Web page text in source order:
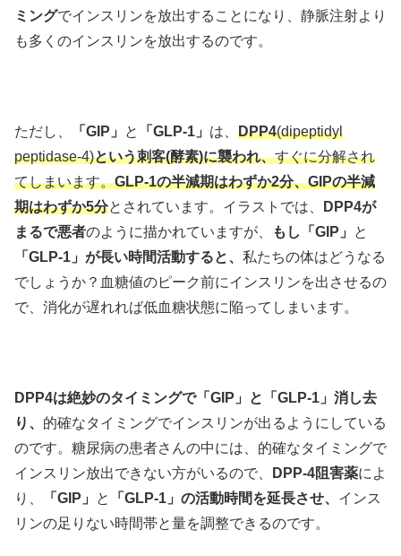
ミングでインスリンを放出することになり、静脈注射より
も多くのインスリンを放出するのです。
ただし、 「GIP」 と 「GLP-1」 は、 DPP4(dipeptidyl
peptidase-4)という刺客(酵素)に襲われ、すぐに分解され
てしまいます。GLP-1の半減期はわずか2分、GIPの半減
期はわずか5分とされています。イラストでは、
DPP4が
まるで悪者のように描かれていますが、 もし「GIP」
と
「GLP-1」が長い時間活動すると、 私たちの体はどうなる
でしょうか？血糖値のピーク前にインスリンを出させるの
で、消化が遅れれば低血糖状態に陥ってしまいます。
DPP4は絶妙のタイミングで「GIP」と「GLP-1」消し去
り、 的確なタイミングでインスリンが出るようにしている
のです。糖尿病の患者さんの中には、的確なタイミングで
インスリン放出できない方がいるので、
DPP-4阻害薬によ
り、
「GIP」 と 「GLP-1」の活動時間を延長させ、 インス
リンの足りない時間帯と量を調整できるのです。